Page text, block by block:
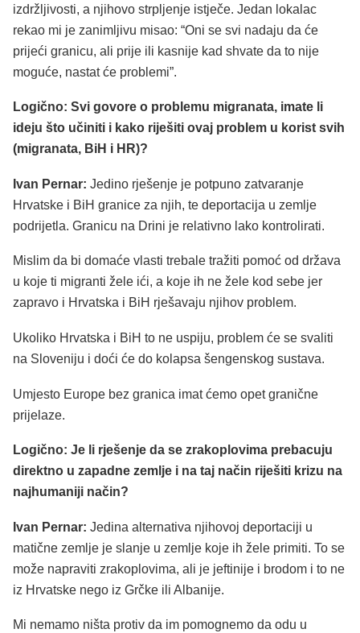
izdržljivosti, a njihovo strpljenje istječe. Jedan lokalac
rekao mi je zanimljivu misao: “Oni se svi nadaju da će
prijeći granicu, ali prije ili kasnije kad shvate da to nije
moguće, nastat će problemi”.
Logično: Svi govore o problemu migranata, imate li
ideju što učiniti i kako riješiti ovaj problem u korist svih
(migranata, BiH i HR)?
Ivan Pernar: Jedino rješenje je potpuno zatvaranje
Hrvatske i BiH granice za njih, te deportacija u zemlje
podrijetla. Granicu na Drini je relativno lako kontrolirati.
Mislim da bi domaće vlasti trebale tražiti pomoć od država
u koje ti migranti žele ići, a koje ih ne žele kod sebe jer
zapravo i Hrvatska i BiH rješavaju njihov problem.
Ukoliko Hrvatska i BiH to ne uspiju, problem će se svaliti
na Sloveniju i doći će do kolapsa šengenskog sustava.
Umjesto Europe bez granica imat ćemo opet granične
prijelaze.
Logično: Je li rješenje da se zrakoplovima prebacuju
direktno u zapadne zemlje i na taj način riješiti krizu na
najhumaniji način?
Ivan Pernar: Jedina alternativa njihovoj deportaciji u
matične zemlje je slanje u zemlje koje ih žele primiti. To se
može napraviti zrakoplovima, ali je jeftinije i brodom i to ne
iz Hrvatske nego iz Grčke ili Albanije.
Mi nemamo ništa protiv da im pomognemo da odu u